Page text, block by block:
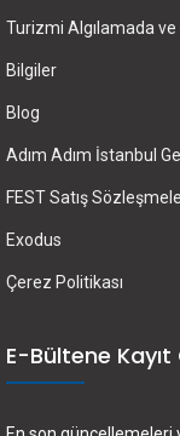
Turizmi Algılamada
Bilgiler
Blog
Adım Adım İstanbul
FEST Satış
Exodus
Çerez Politikası
E-Bültene Kayıt